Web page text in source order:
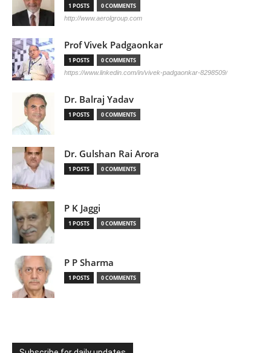
1 POSTS 0 COMMENTS
http://www.aerolgroup.com
Prof Vivek Padgaonkar
1 POSTS 0 COMMENTS
https://www.linkedin.com/in/vivek-padgaonkar-8298509/
Dr. Balraj Yadav
1 POSTS 0 COMMENTS
Dr. Gulshan Rai Arora
1 POSTS 0 COMMENTS
P K Jaggi
1 POSTS 0 COMMENTS
P P Sharma
1 POSTS 0 COMMENTS